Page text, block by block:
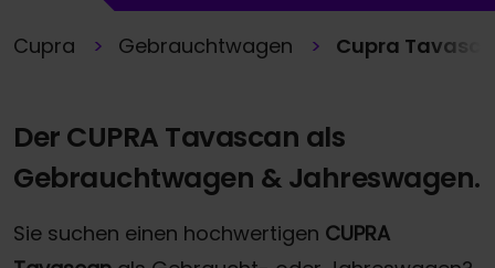
Cupra Gebrauchtwagen Cupra
Der CUPRA Tavascan als
Gebrauchtwagen & Jahreswagen.
Sie suchen einen hochwertigen CUPRA